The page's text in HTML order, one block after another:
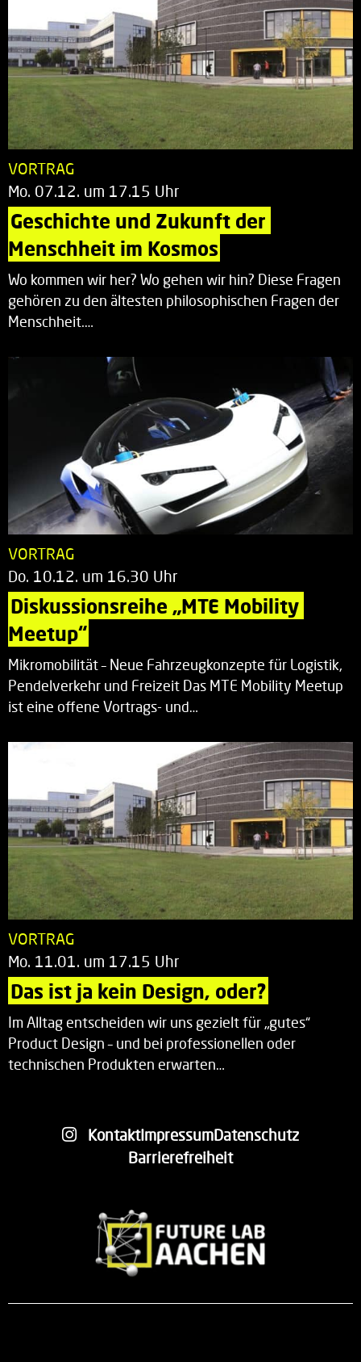
VORTRAG
Mo. 07.12. um 17.15 Uhr
Geschichte und Zukunft der
Menschheit im Kosmos
Wo kommen wir her? Wo gehen wir hin? Diese Fragen
gehören zu den ältesten philosophischen Fragen der
Menschheit.…
VORTRAG
Do. 10.12. um 16.30 Uhr
Diskussionsreihe „MTE Mobility
Meetup“
Mikromobilität – Neue Fahrzeugkonzepte für Logistik,
Pendelverkehr und Freizeit Das MTE Mobility Meetup
ist eine offene Vortrags- und…
VORTRAG
Mo. 11.01. um 17.15 Uhr
Das ist ja kein Design, oder?
Im Alltag entscheiden wir uns gezielt für „gutes“
Product Design – und bei professionellen oder
technischen Produkten erwarten…
KontaktImpressumDatenschutz
Barrierefreiheit